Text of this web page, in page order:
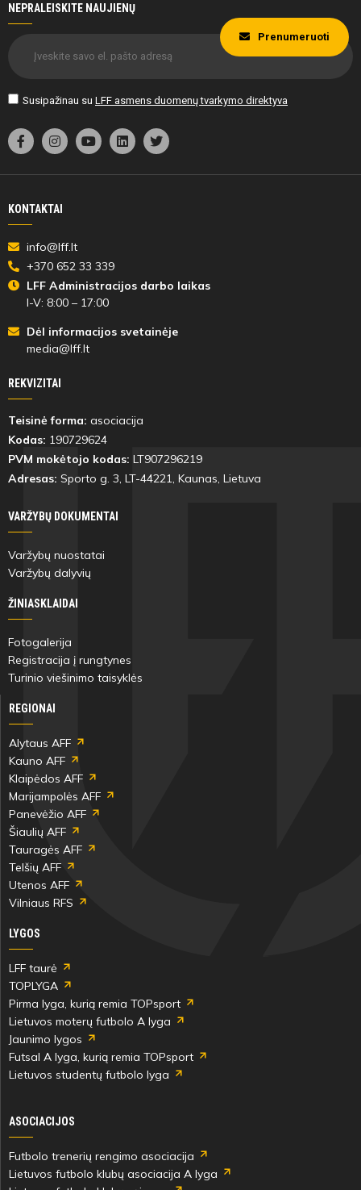
NEPRALEISKITE NAUJIENŲ
Susipažinau su LFF asmens duomenų tvarkymo direktyva
Prenumeruoti
KONTAKTAI
info@lff.lt
+370 652 33 339
LFF Administracijos darbo laikas
I-V: 8:00 – 17:00
Dėl informacijos svetainėje
media@lff.lt
REKVIZITAI
Teisinė forma: asociacija
Kodas: 190729624
PVM mokėtojo kodas: LT907296219
Adresas: Sporto g. 3, LT-44221, Kaunas, Lietuva
VARŽYBŲ DOKUMENTAI
Varžybų nuostatai
Varžybų dalyvių
ŽINIASKLAIDAI
Fotogalerija
Registracija į rungtynes
Turinio viešinimo taisyklės
REGIONAI
Alytaus AFF
Kauno AFF
Klaipėdos AFF
Marijampolės AFF
Panevėžio AFF
Šiaulių AFF
Tauragės AFF
Telšių AFF
Utenos AFF
Vilniaus RFS
LYGOS
LFF taurė
TOPLYGA
Pirma lyga, kurią remia TOPsport
Lietuvos moterų futbolo A lyga
Jaunimo lygos
Futsal A lyga, kurią remia TOPsport
Lietuvos studentų futbolo lyga
ASOCIACIJOS
Futbolo trenerių rengimo asociacija
Lietuvos futbolo klubų asociacija A lyga